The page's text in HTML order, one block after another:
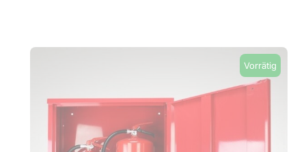
Vorrätig